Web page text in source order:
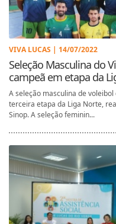
VIVA LUCAS | 14/07/2022
Seleção Masculina do
campeã em etapa da
A seleção masculina de
terceira etapa da Liga Norte,
Sinop. A seleção feminin...